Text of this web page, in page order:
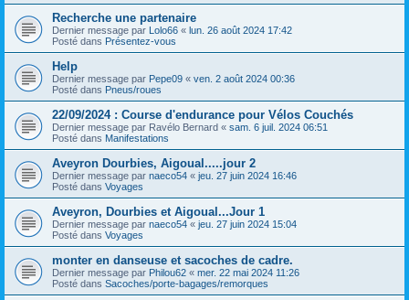
Recherche une partenaire
Dernier message par Lolo66 « lun. 26 août 2024 17:42
Posté dans Présentez-vous
Help
Dernier message par Pepe09 « ven. 2 août 2024 00:36
Posté dans Pneus/roues
22/09/2024 : Course d'endurance pour Vélos Couchés
Dernier message par Ravélo Bernard « sam. 6 juil. 2024 06:51
Posté dans Manifestations
Aveyron Dourbies, Aigoual.....jour 2
Dernier message par naeco54 « jeu. 27 juin 2024 16:46
Posté dans Voyages
Aveyron, Dourbies et Aigoual...Jour 1
Dernier message par naeco54 « jeu. 27 juin 2024 15:04
Posté dans Voyages
monter en danseuse et sacoches de cadre.
Dernier message par Philou62 « mer. 22 mai 2024 11:26
Posté dans Sacoches/porte-bagages/remorques